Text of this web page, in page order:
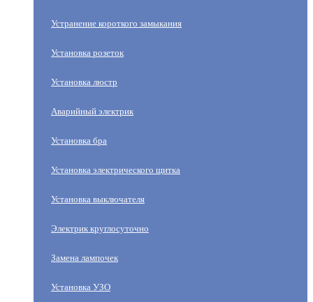
Устранение короткого замыкания
Установка розеток
Установка люстр
Аварийный электрик
Установка бра
Установка электрического щитка
Установка выключателя
Электрик круглосуточно
Замена лампочек
Установка УЗО